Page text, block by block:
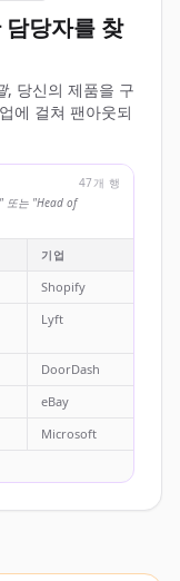
당자를 찾
, 당신의 제품을 구
에 걸쳐 팬아웃되
47개 행
또는 "Head of
기업
Shopify
Lyft
DoorDash
eBay
Microsoft